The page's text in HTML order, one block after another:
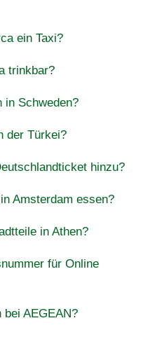
ein Taxi?
trinkbar?
in Schweden?
der Türkei?
hinzu?
Amsterdam essen?
in Athen?
für Online
AEGEAN?